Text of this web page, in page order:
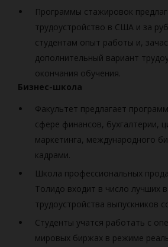
Программы стажировок
трудоустройство в США и за
студентам опыт работы и,
дополнительный вариант
окончания обучения.
Бизнес-школа
Факультет предлагает
сфере финансов, бухгалтерии,
маркетинга, международного
кадрами.
Школа профессиональных
Толидо входит в число лучших
трудоустройства выпускников
Студенты учатся работать с
мировых биржах в режиме